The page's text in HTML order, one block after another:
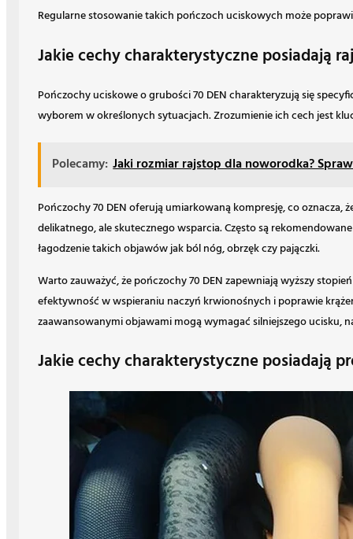
Regularne stosowanie takich pończoch uciskowych może
Jakie cechy charakterystyczne posiadają
Pończochy uciskowe o grubości 70 DEN charakteryzują się
wyborem w określonych sytuacjach. Zrozumienie ich cech jest
Polecamy: Jaki rozmiar rajstop dla noworodka?
Pończochy 70 DEN oferują umiarkowaną kompresję, co
delikatnego, ale skutecznego wsparcia. Często są
łagodzenie takich objawów jak ból nóg, obrzęk czy pajączki.
Warto zauważyć, że pończochy 70 DEN zapewniają wyższy
efektywność w wspieraniu naczyń krwionośnych i poprawie
zaawansowanymi objawami mogą wymagać silniejszego ucisku,
Jakie cechy charakterystyczne posiadają